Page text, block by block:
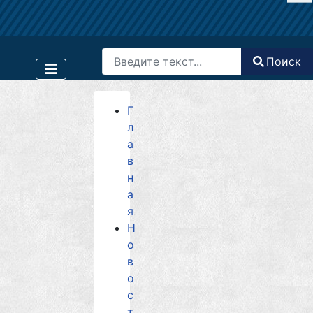
Поиск
Type 2 or more characters for results.
Поиск
Г
л
а
в
н
а
я
Н
о
в
о
с